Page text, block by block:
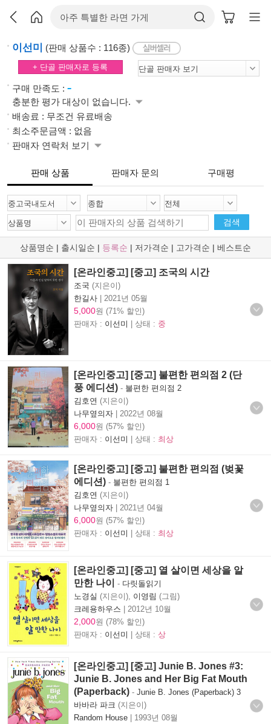
이선미 (판매 상품수 : 116종)
+ 단골 판매자로 등록
구매 만족도 : -
충분한 평가 대상이 없습니다.
배송료 : 무조건 유료배송
최소주문금액 : 없음
판매자 연락처 보기
판매 상품 판매자 문의 구매평
검색
상품명순 | 출시일순 | 등록순 | 저가격순 | 고가격순 | 베스트순
[온라인중고] [중고] 조국의 시간
조국 (지은이)
한길사 | 2021년 05월
5,000원 (71% 할인)
판매자 : 이선미 | 상태 : 중
[온라인중고] [중고] 불편한 편의점 2 (단
풍 에디션) - 불편한 편의점 2
김호연 (지은이)
나무옆의자 | 2022년 08월
6,000원 (57% 할인)
판매자 : 이선미 | 상태 : 최상
[온라인중고] [중고] 불편한 편의점 (벚꽃
에디션) - 불편한 편의점 1
김호연 (지은이)
나무옆의자 | 2021년 04월
6,000원 (57% 할인)
판매자 : 이선미 | 상태 : 최상
[온라인중고] [중고] 열 살이면 세상을 알
만한 나이
- 다릿돌읽기
노경실 (지은이), 이영림 (그림)
크레용하우스 | 2012년 10월
2,000원 (78% 할인)
판매자 : 이선미 | 상태 : 상
[온라인중고] [중고] Junie B. Jones #3:
Junie B. Jones and Her Big Fat Mouth
(Paperback) - Junie B. Jones (Paperback) 3
바바라 파크 (지은이)
Random House | 1993년 08월